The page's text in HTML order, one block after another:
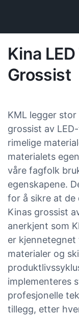
Kina
Grossist
KML legger
grossist av
rimelige
materialets
våre fagfolk
egenskapene.
for å sikre at de
Kinas grossist
anerkjent som
er kjennetegnet
materialer og
implementeres
profesjonelle
tillegg, etter